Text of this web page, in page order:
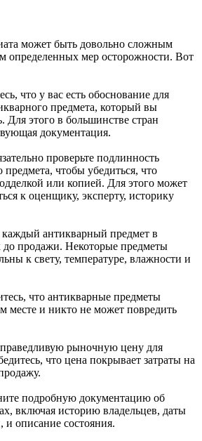
может быть довольно сложным
определенных мер осторожности. Вот
что у вас есть обоснование для
предмета, который вы
Для этого в большинстве стран
документация.
проверьте подлинность
чтобы убедиться, что
или копией. Для этого может
к оценщику, эксперту, историку
антикварный предмет в
продажи. Некоторые предметы
к свету, температуре, влажности и
что антикварные предметы
месте и никто не может повредить
рыночную цену для
что цена покрывает затраты на
подробную документацию об
включая историю владельцев, даты
описание состояния.